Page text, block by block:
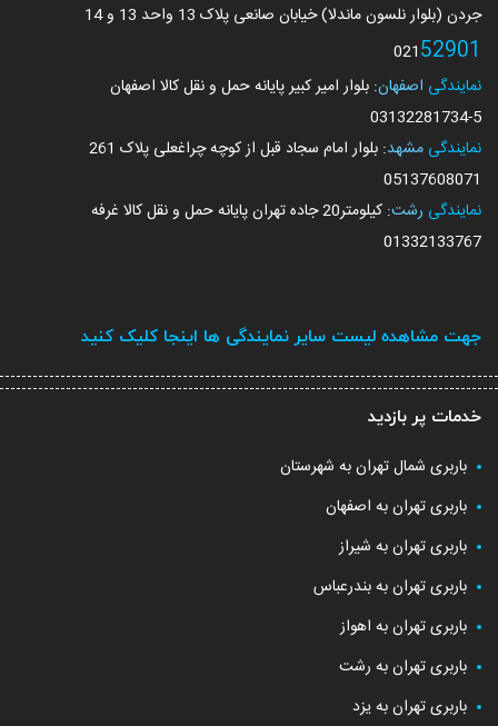
جردن (بلوار نلسون ماندلا) خیابان صانعی پلاک 13 واحد 13 و 14
02152901
نمایندگی اصفهان: بلوار امیر کبیر پایانه حمل و نقل کالا اصفهان
03132281734-5
نمایندگی مشهد: بلوار امام سجاد قبل از کوچه چراغعلی پلاک 261
05137608071
نمایندگی رشت: کیلومتر20 جاده تهران پایانه حمل و نقل کالا غرفه
01332133767
جهت مشاهده لیست سایر نمایندگی ها اینجا کلیک کنید
خدمات پر بازدید
باربری شمال تهران به شهرستان
باربری تهران به اصفهان
باربری تهران به شیراز
باربری تهران به بندرعباس
باربری تهران به اهواز
باربری تهران به رشت
باربری تهران به یزد